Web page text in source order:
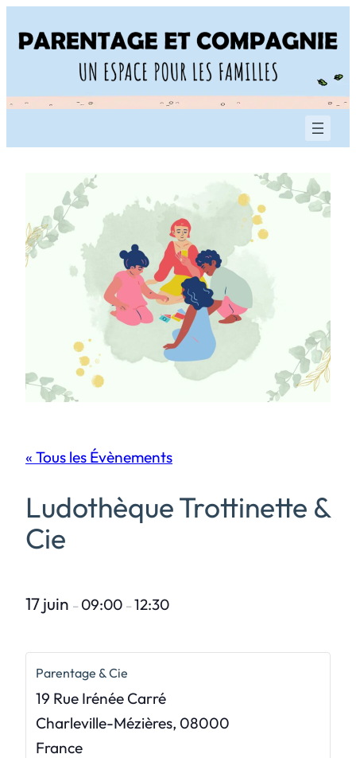
« Tous les Évènements
Ludothèque Trottinette &
Cie
17 juin – 09:00 – 12:30
Parentage & Cie
19 Rue Irénée Carré
Charleville-Mézières, 08000
France